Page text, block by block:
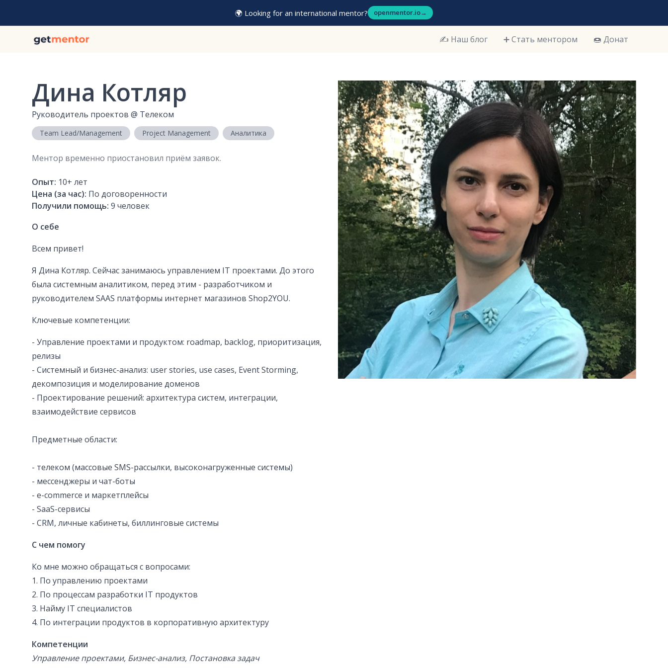
🌍 Looking for an international mentor? openmentor.io→
✍️ Наш блог ➕ Стать ментором 🍩 Донат
Дина Котляр
Руководитель проектов @ Телеком
Team Lead/Management Project Management Аналитика
Ментор временно приостановил приём заявок.
Опыт: 10+ лет
Цена (за час): По договоренности
Получили помощь: 9 человек
О себе
Всем привет!
Я Дина Котляр. Сейчас занимаюсь управлением IT проектами. До этого
была системным аналитиком, перед этим - разработчиком и
руководителем SAAS платформы интернет магазинов Shop2YOU.
Ключевые компетенции:
- Управление проектами и продуктом: roadmap, backlog, приоритизация,
релизы
- Системный и бизнес-анализ: user stories, use cases, Event Storming,
декомпозиция и моделирование доменов
- Проектирование решений: архитектура систем, интеграции,
взаимодействие сервисов
Предметные области:
- телеком (массовые SMS-рассылки, высоконагруженные системы)
- мессенджеры и чат-боты
- e-commerce и маркетплейсы
- SaaS-сервисы
- CRM, личные кабинеты, биллинговые системы
С чем помогу
Ко мне можно обращаться с вопросами:
1. По управлению проектами
2. По процессам разработки IT продуктов
3. Найму IT специалистов
4. По интеграции продуктов в корпоративную архитектуру
Компетенции
Управление проектами, Бизнес-анализ, Постановка задач